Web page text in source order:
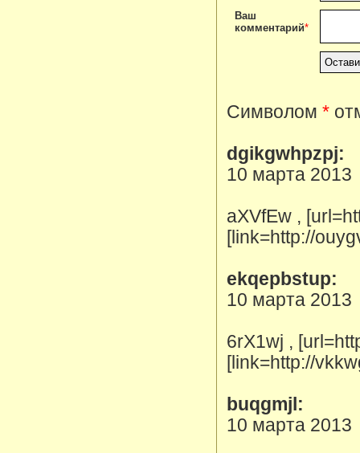
Ваш
комментарий*
Символом *
dgikgwhpzpj:
10 марта 2013
aXVfEw ,
[link=http://
ekqepbstup:
10 марта 2013
6rX1wj ,
[link=http://
buqgmjl:
10 марта 2013